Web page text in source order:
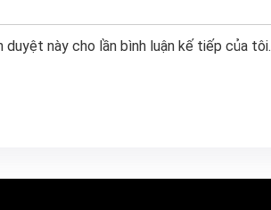
này cho lần bình luận kế tiếp của tôi.